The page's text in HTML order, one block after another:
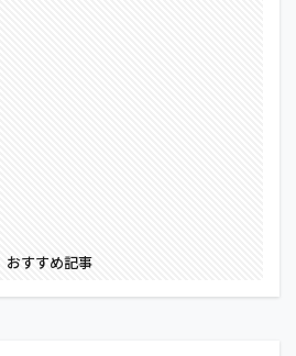
おすすめ記事